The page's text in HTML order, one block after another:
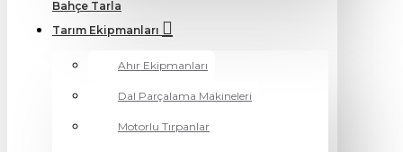
Bahçe Tarla
Tarım Ekipmanları
Ahır Ekipmanları
Dal Parçalama Makineleri
Motorlu Tırpanlar